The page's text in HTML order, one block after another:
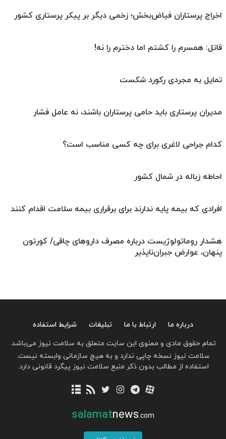
اخراج پرستاران فیاض‌بخش؛ زخمی دیگر بر پیکر پرستاری کشور
قاتل: همسرم را کشتم اما دخترم را نه!
تمایل به مجردی رکورد شکست
مدیران پرستاری باید حامی پرستاران باشند، نه عامل فشار
کدام جراحی لاغری برای چه کسی مناسب است؟
احاطه زباله در شمال کشور
افرادی که بیمه پایه ندارند برای برقراری بیمه سلامت اقدام کنند
هشدار روماتولوژیست درباره مصرف داروهای چاقی/ کورتون
پنهان، عوارض جبران‌ناپذیر
درباره ما ارتباط با ما تبلیغات
شرایط استفاده
تمام حقوق مادی و معنوی این سایت متعلق به سلامت نیوز می‌باشد.
سلامت نیوز نسخه چاپی ندارد و به هیچ سازمانی وابسته نیست.
استفاده از مطالب بدون ذکر منبع سلامت نیوز پیگرد قانونی دارد.
salamatnews.com